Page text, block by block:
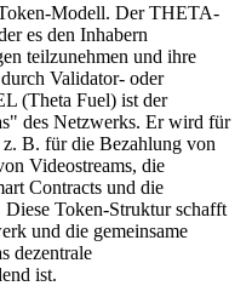
Modell. Der THETA-
es den Inhabern
teilzunehmen und ihre
Validator- oder
(Theta Fuel) ist der
des Netzwerks. Er wird für
B. für die Bezahlung von
Videostreams, die
Contracts und die
Token-Struktur schafft
und die gemeinsame
dezentrale
ist.